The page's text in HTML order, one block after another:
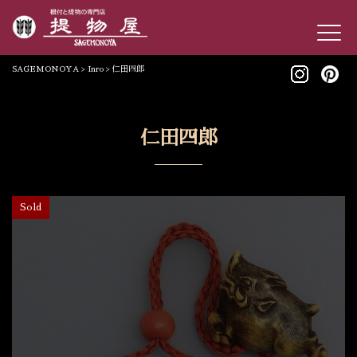
SAGEMONOYA > Inro > 仁田四郎
仁田四郎
Sold